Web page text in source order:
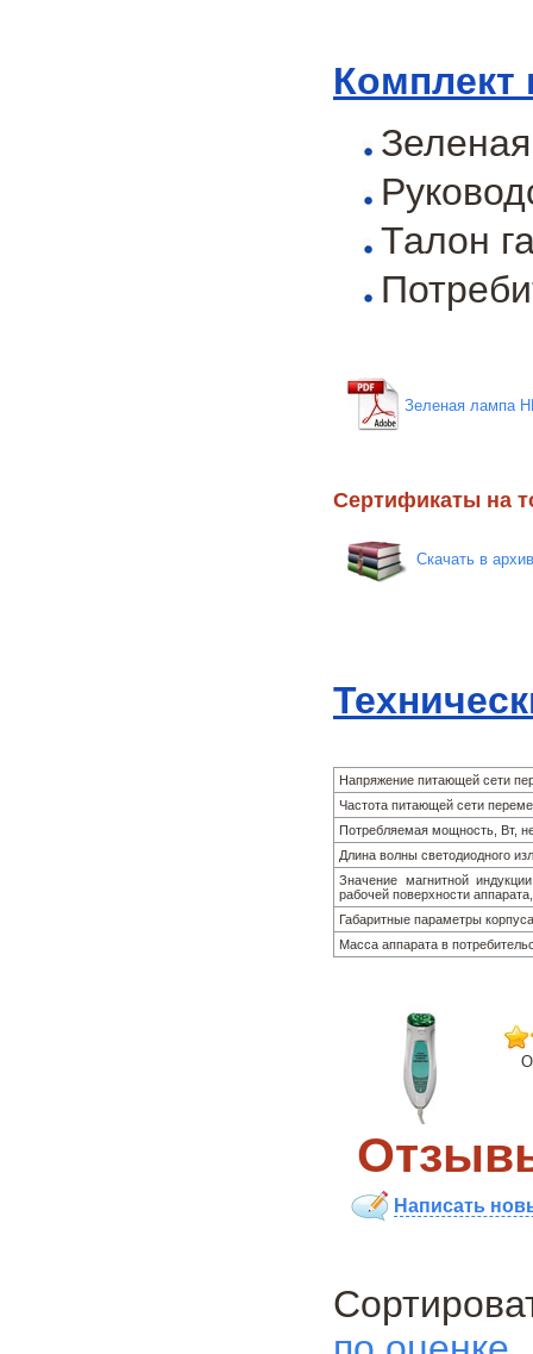
Талон
Зеленая лампа
Сертификаты на
Скачать в
Напряжение питающей сети
Частота питающей сети
Потребляемая мощность, Вт,
Длина волны светодиодного
Значение магнитной
рабочей поверхности
Габаритные параметры
Масса аппарата в
Написать